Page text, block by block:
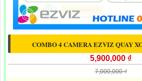
COMBO 4 CAMERA EZVIZ QUAY
5,900,000 ₫
7,000,000 ₫